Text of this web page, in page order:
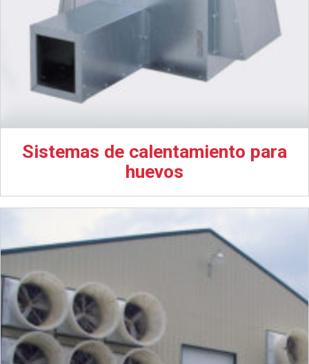
Sistemas de calentamiento para
huevos